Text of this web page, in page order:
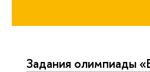
Задания олимпиады